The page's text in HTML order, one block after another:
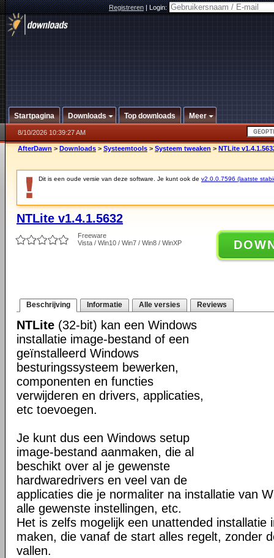
Registreren|Login:
Startpagina Downloads Top downloads Meer
8/10/2026 10:39:27 AM
AfterDawn > Downloads > Systeemtools > Systeem tweaken > NTLite
Dit is een oude versie van deze software. Je kunt ook de v2.0.0.7596 (laatste
NTLite v1.4.1.5632
Freeware
Vista / Win10 / Win7 / Win8 / WinXP
Beschrijving Informatie Alle versies Reviews
NTLite (32-bit) kan een Windows
installatie image-bestand of een
geïnstalleerd Windows
besturingssysteem bewerken,
componenten en functies
verwijderen en drivers, applicaties,
etc toevoegen.
Je kunt dus een Windows setup
image-bestand aanmaken, die al
beschikt over al je gewenste
hardwaredrivers en veel van de
applicaties die je normaliter na installatie van
alle gewenste instellingen, etc.
Het is zelfs mogelijk een unattended installatie
maken, die vanaf de start alles regelt, zonder
vallen.